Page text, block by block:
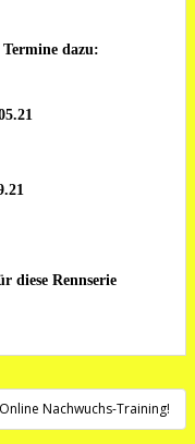
dazu:
diese Rennserie
Online Nachwuchs-Training!